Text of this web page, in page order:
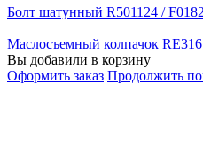
Болт шатунный R501124 /
Маслосъемный колпачок
Вы добавили в корзину
Оформить заказ Продолжить